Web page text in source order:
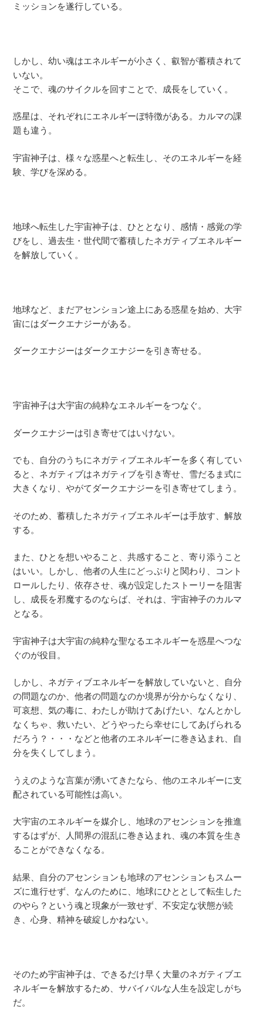
ミッションを遂行している。
しかし、幼い魂はエネルギーが小さく、叡智が蓄積されて
いない。
そこで、魂のサイクルを回すことで、成長をしていく。
惑星は、それぞれにエネルギーぼ特徴がある。カルマの課
題も違う。
宇宙神子は、様々な惑星へと転生し、そのエネルギーを経
験、学びを深める。
地球へ転生した宇宙神子は、ひととなり、感情・感覚の学
びをし、過去生・世代間で蓄積したネガティブエネルギー
を解放していく。
地球など、まだアセンション途上にある惑星を始め、大宇
宙にはダークエナジーがある。
ダークエナジーはダークエナジーを引き寄せる。
宇宙神子は大宇宙の純粋なエネルギーをつなぐ。
ダークエナジーは引き寄せてはいけない。
でも、自分のうちにネガティブエネルギーを多く有してい
ると、ネガティブはネガティブを引き寄せ、雪だるま式に
大きくなり、やがてダークエナジーを引き寄せてしまう。
そのため、蓄積したネガティブエネルギーは手放す、解放
する。
また、ひとを想いやること、共感すること、寄り添うこと
はいい。しかし、他者の人生にどっぷりと関わり、コント
ロールしたり、依存させ、魂が設定したストーリーを阻害
し、成長を邪魔するのならば、それは、宇宙神子のカルマ
となる。
宇宙神子は大宇宙の純粋な聖なるエネルギーを惑星へつな
ぐのが役目。
しかし、ネガティブエネルギーを解放していないと、自分
の問題なのか、他者の問題なのか境界が分からなくなり、
可哀想、気の毒に、わたしが助けてあげたい、なんとかし
なくちゃ、救いたい、どうやったら幸せにしてあげられる
だろう？・・・などと他者のエネルギーに巻き込まれ、自
分を失くしてしまう。
うえのような言葉が湧いてきたなら、他のエネルギーに支
配されている可能性は高い。
大宇宙のエネルギーを媒介し、地球のアセンションを推進
するはずが、人間界の混乱に巻き込まれ、魂の本質を生き
ることができなくなる。
結果、自分のアセンションも地球のアセンションもスムー
ズに進行せず、なんのために、地球にひととして転生した
のやら？という魂と現象が一致せず、不安定な状態が続
き、心身、精神を破綻しかねない。
そのため宇宙神子は、できるだけ早く大量のネガティブエ
ネルギーを解放するため、サバイバルな人生を設定しがち
だ。